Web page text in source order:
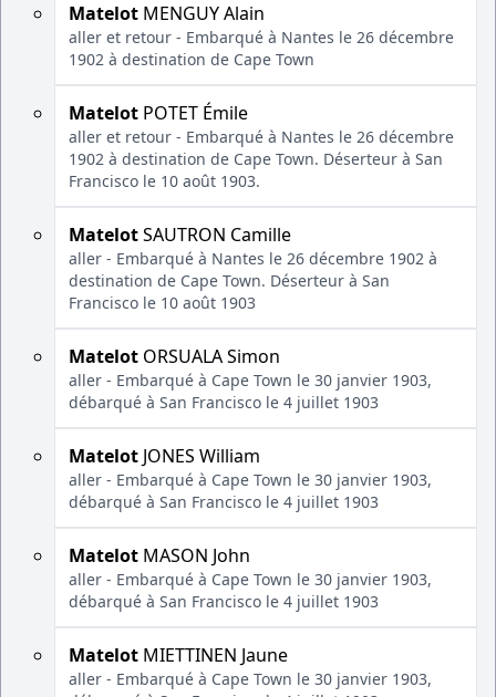
Matelot MENGUY Alain
aller et retour - Embarqué à Nantes le 26 décembre
1902 à destination de Cape Town
Matelot POTET Émile
aller et retour - Embarqué à Nantes le 26 décembre
1902 à destination de Cape Town. Déserteur à San
Francisco le 10 août 1903.
MatelotSAUTRON Camille
aller - Embarqué à Nantes le 26 décembre 1902 à
destination de Cape Town. Déserteur à San
Francisco le 10 août 1903
Matelot ORSUALA Simon
aller - Embarqué à Cape Town le 30 janvier 1903,
débarqué à San Francisco le 4 juillet 1903
Matelot JONES William
aller - Embarqué à Cape Town le 30 janvier 1903,
débarqué à San Francisco le 4 juillet 1903
Matelot MASON John
aller - Embarqué à Cape Town le 30 janvier 1903,
débarqué à San Francisco le 4 juillet 1903
Matelot MIETTINEN Jaune
aller - Embarqué à Cape Town le 30 janvier 1903,